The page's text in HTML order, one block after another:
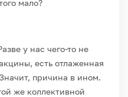
мало?
у нас чего-то не
есть отлаженная
причина в ином.
же коллективной